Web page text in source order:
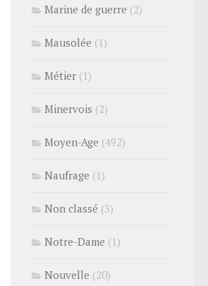
Marine de guerre (2)
Mausolée (1)
Métier (1)
Minervois (2)
Moyen-Age (492)
Naufrage (1)
Non classé (3)
Notre-Dame (1)
Nouvelle (20)